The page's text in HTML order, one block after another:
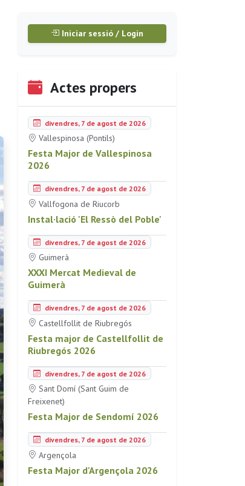
Iniciar sessió / Login
Actes propers
divendres, 7 de agost de 2026
Vallespinosa (Pontils)
Festa Major de Vallespinosa
2026
divendres, 7 de agost de 2026
Vallfogona de Riucorb
Instal·lació 'El Ressò del Poble'
divendres, 7 de agost de 2026
Guimerà
XXXI Mercat Medieval de
Guimerà
divendres, 7 de agost de 2026
Castellfollit de Riubregós
Festa major de Castellfollit de
Riubregós 2026
divendres, 7 de agost de 2026
Sant Domí (Sant Guim de
Freixenet)
Festa Major de Sendomí 2026
divendres, 7 de agost de 2026
Argençola
Festa Major d'Argençola 2026